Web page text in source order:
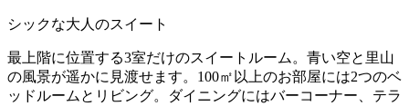
シックな大人のスイート
最上階に位置する3室だけのスイートルーム。青い空と里山
の風景が遥かに見渡せます。100㎡以上のお部屋には2つのベ
ッドルームとリビング。ダイニングにはバーコーナー、テラ